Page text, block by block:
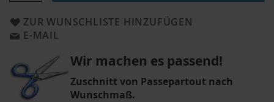
ZUR WUNSCHLISTE HINZUFÜGEN
E-MAIL
Wir machen es passend!
Zuschnitt von Passepartout nach
Wunschmaß.